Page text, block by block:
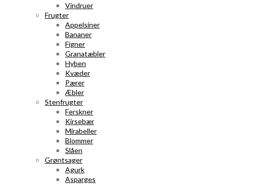
Vindruer
Frugter
Appelsiner
Bananer
Figner
Granatæbler
Hyben
Kvæder
Pærer
Æbler
Stenfrugter
Ferskner
Kirsebær
Mirabeller
Blommer
Slåen
Grøntsager
Agurk
Asparges